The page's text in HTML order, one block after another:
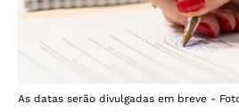
As datas serão divulgadas em breve -